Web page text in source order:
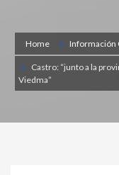
Home Información
Castro: “junto a la
Viedma”